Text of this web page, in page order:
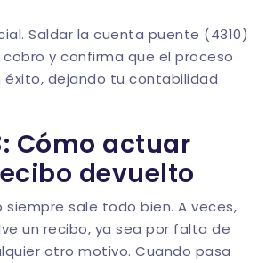
Saldar la cuenta puente (4310)
y confirma que el proceso
éxito, dejando tu contabilidad
Cómo actuar
devuelto
siempre sale todo bien. A veces,
un recibo, ya sea por falta de
otro motivo. Cuando pasa